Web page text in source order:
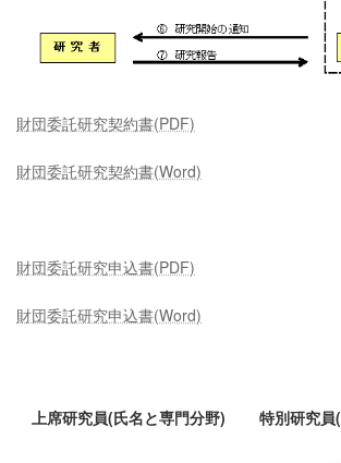
財団委託研究契約書(PDF)
財団委託研究契約書(Word)
財団委託研究申込書(PDF)
財団委託研究申込書(Word)
上席研究員(氏名と専門分野) 特別研究員